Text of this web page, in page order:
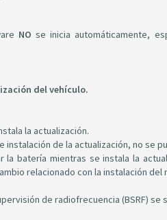
NO se inicia automáticamente,
del vehículo.
la actualización.
de la actualización, no se
batería mientras se instala la
relacionado con la instalación
de radiofrecuencia (BSRF) se